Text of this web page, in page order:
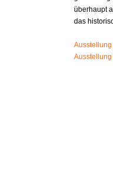
überhaupt
das